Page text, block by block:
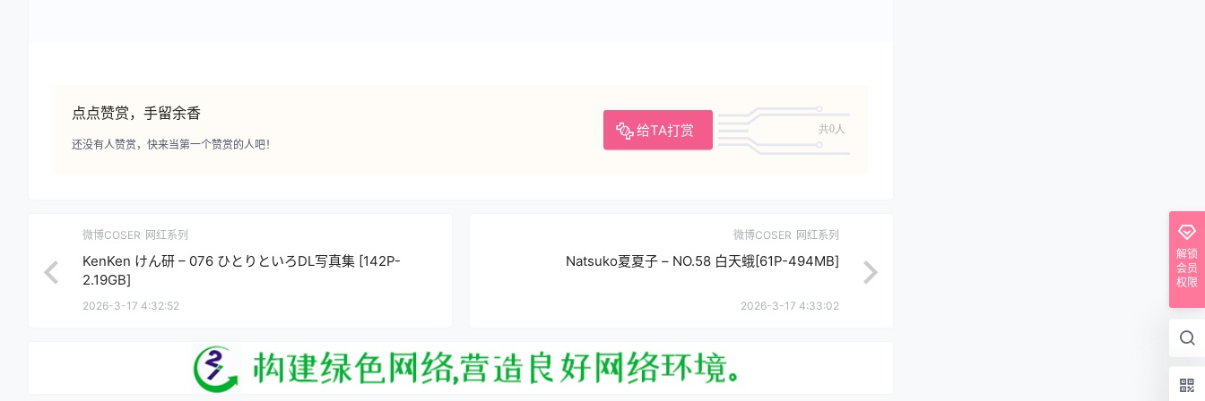
点点赞赏，手留余香
给TA打赏 共0人
还没有人赞赏，快来当第一个赞赏的人吧！
微博COSER 网红系列
KenKen けん研 – 076 ひとりといろDL写真集 [142P-
2.19GB]
2026-3-17 4:32:52
微博COSER 网红系列
Natsuko夏夏子 – NO.58 白天蛾[61P-494MB]
2026-3-17 4:33:02
解锁
会员
权限